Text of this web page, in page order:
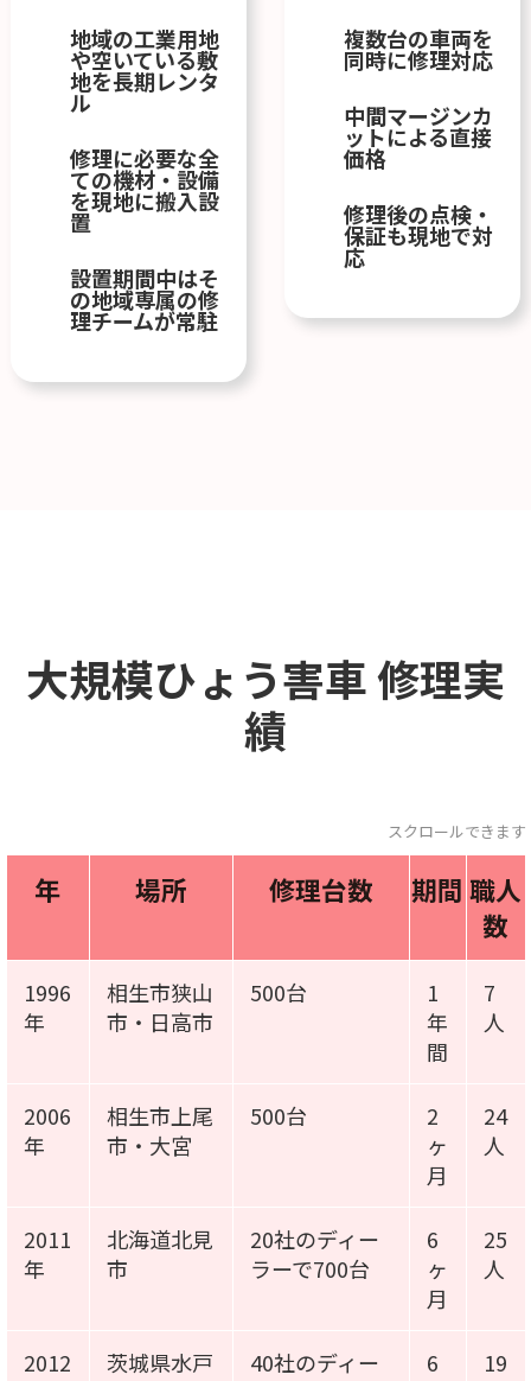
地域の工業用地
や空いている敷
地を長期レンタ
ル
修理に必要な全
ての機材・設備
を現地に搬入設
置
設置期間中はそ
の地域専属の修
理チームが常駐
複数台の車両を
同時に修理対応
中間マージンカ
ットによる直接
価格
修理後の点検・
保証も現地で対
応
大規模ひょう害車修理実
績
スクロールできます
年 場所 修理台数 期間 職人
数
1996
年
相生市狭山
市・日高市
500台
1
年
間
7
人
2006
年
相生市上尾
市・大宮
500台
2
ヶ
月
24
人
2011
年
北海道北見
市
20社のディー
ラーで700台
6
ヶ
月
25
人
2012
茨城県水戸
40社のディー
6
19